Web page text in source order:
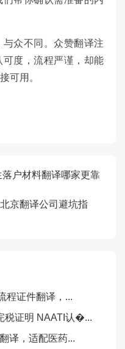
众不同。众赞翻译注
度，流程严谨，却能
可用。
户材料翻译哪家更靠
京翻译公司避坑指
程证件翻译，...
税证明 NAATI认�...
译，适配医药...